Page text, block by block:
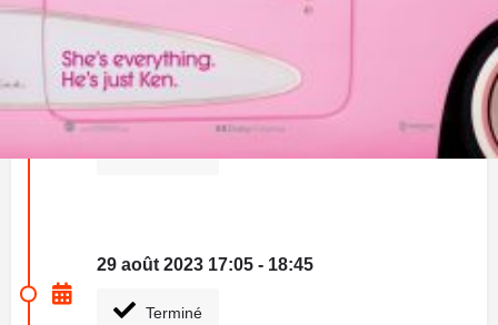
Prochaines dates
29 août 2023 15:00 - 16:40
29 août 2023 17:05 - 18:45
Terminé